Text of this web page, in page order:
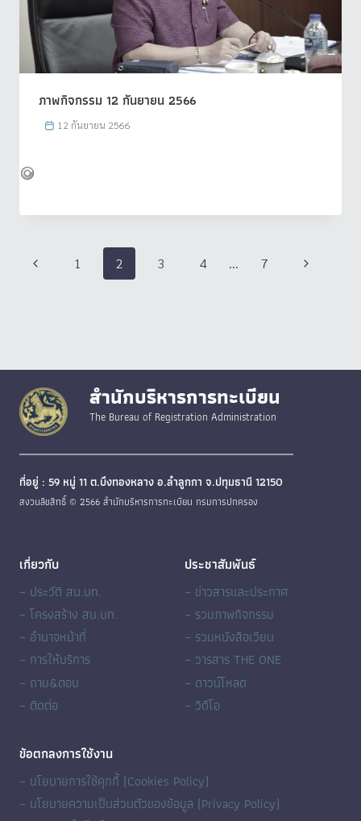
ภาพกิจกรรม 12 กันยายน 2566
12 กันยายน 2566
Page
navigation
Previous 1 2 3 4 … 7
Next
สำนักบริหารการทะเบียน
The Bureau of Registration Administration
ที่อยู่ : 59 หมู่ 11 ต.บึงทองหลาง อ.ลำลูกกา จ.ปทุมธานี 12150
สงวนลิขสิทธิ์ © 2566 สำนักบริหารการทะเบียน กรมการปกครอง
เกี่ยวกับ
– ประวัติ สน.บท.
– โครงสร้าง สน.บท.
– อำนาจหน้าที่
– การให้บริการ
– ถาม&ตอบ
– ติดต่อ
ประชาสัมพันธ์
– ข่าวสารและประกาศ
– รวมภาพกิจกรรม
– รวมหนังสือเวียน
– วารสาร THE ONE
– ดาวน์โหลด
– วิดีโอ
ข้อตกลงการใช้งาน
– นโยบายการใช้คุกกี้ (Cookies Policy)
– นโยบายความเป็นส่วนตัวของข้อมูล (Privacy Policy)